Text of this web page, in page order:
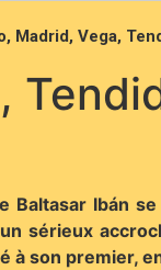
Madrid, Vega,
Ibán
sérieux
son premier,